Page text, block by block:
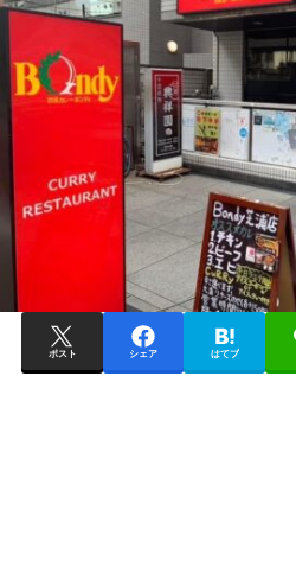
ポスト シェア はてブ